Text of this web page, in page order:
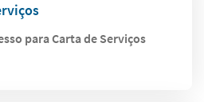
para Carta de Serviços